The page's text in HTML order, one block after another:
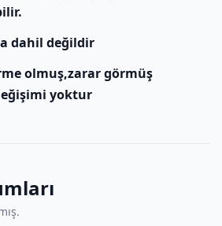
dahil değildir
olmuş,zarar görmüş
yoktur